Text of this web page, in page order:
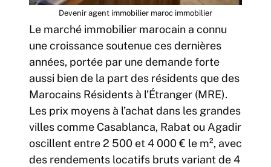
Devenir agent immobilier maroc immobilier
Le marché immobilier marocain a connu
une croissance soutenue ces dernières
années, portée par une demande forte
aussi bien de la part des résidents que des
Marocains Résidents à l’Étranger (MRE).
Les prix moyens à l’achat dans les grandes
villes comme Casablanca, Rabat ou Agadir
oscillent entre 2 500 et 4 000 € le m², avec
des rendements locatifs bruts variant de 4